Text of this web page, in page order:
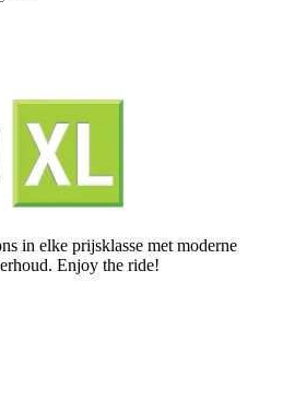
in elke prijsklasse met moderne
Enjoy the ride!